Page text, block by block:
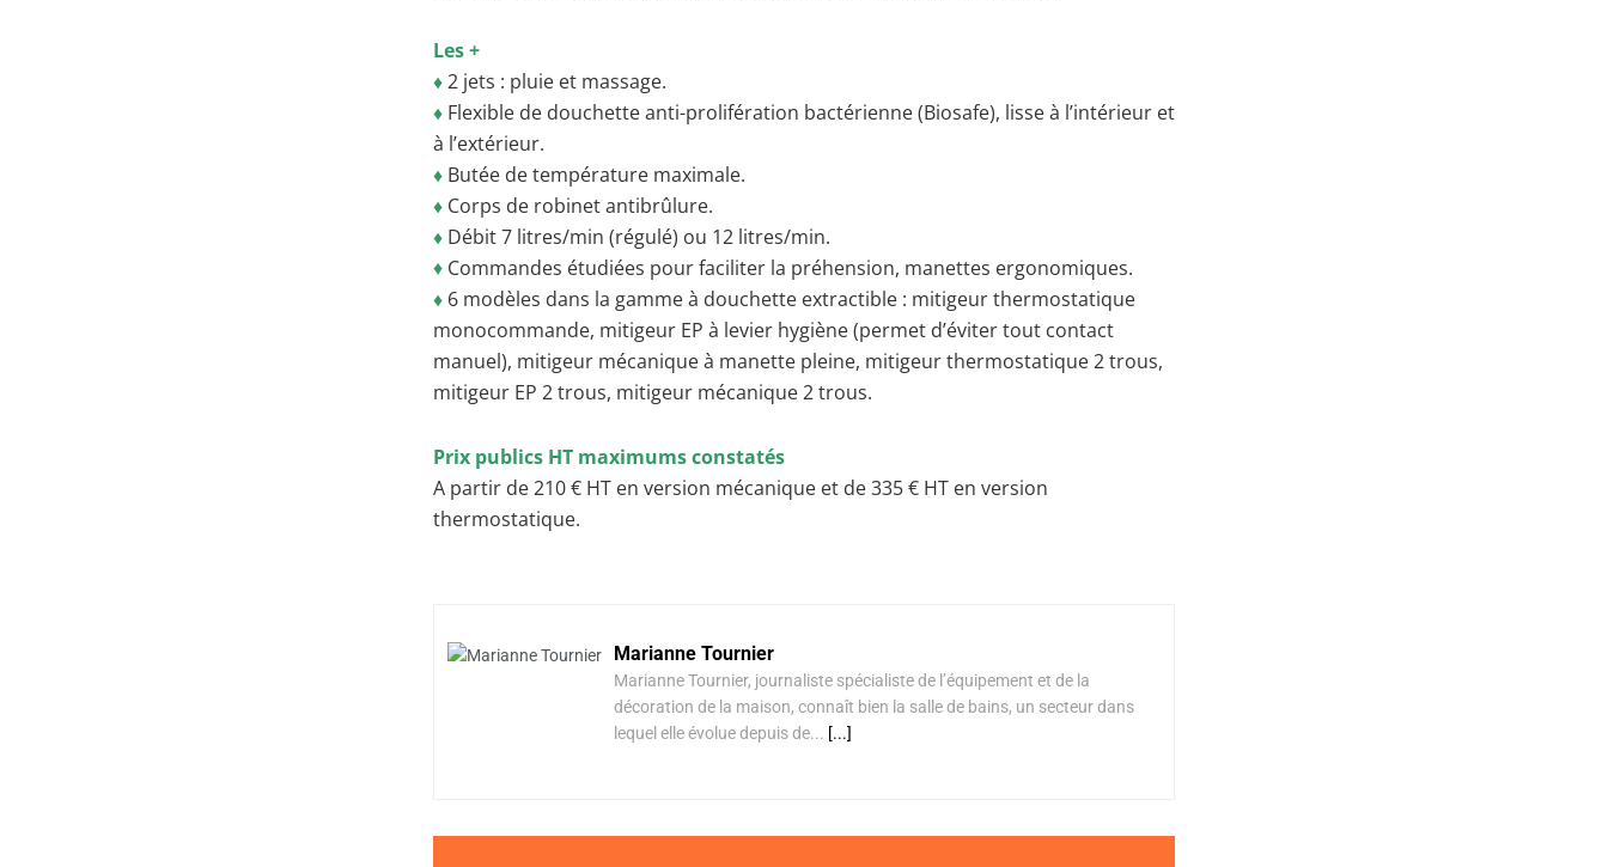
Les +
♦2 jets : pluie et massage.
♦ Flexible de douchette anti-prolifération bactérienne (Biosafe), lisse à l’intérieur et
à l’extérieur.
♦ Butée de température maximale.
♦ Corps de robinet antibrûlure.
♦ Débit 7 litres/min (régulé) ou 12 litres/min.
♦ Commandes étudiées pour faciliter la préhension, manettes ergonomiques.
♦ 6 modèles dans la gamme à douchette extractible : mitigeur thermostatique
monocommande, mitigeur EP à levier hygiène (permet d’éviter tout contact
manuel), mitigeur mécanique à manette pleine, mitigeur thermostatique 2 trous,
mitigeur EP 2 trous, mitigeur mécanique 2 trous.
Prix publics HT maximums constatés
A partir de 210 € HT en version mécanique et de 335 € HT en version
thermostatique.
Marianne Tournier
Marianne Tournier, journaliste spécialiste de l’équipement et de la
décoration de la maison, connaît bien la salle de bains, un secteur dans
lequel elle évolue depuis de... [...]